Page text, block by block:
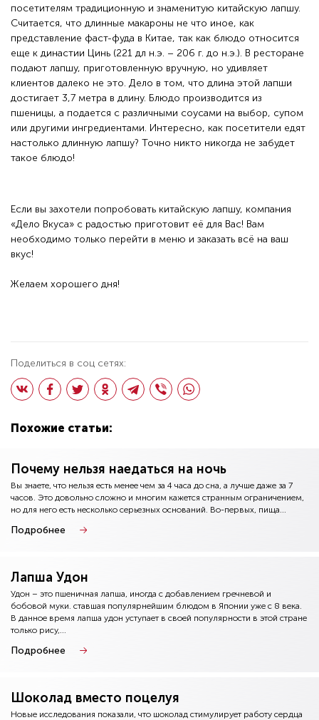
посетителям традиционную и знаменитую китайскую лапшу.
Считается, что длинные макароны не что иное, как
представление фаст-фуда в Китае, так как блюдо относится
еще к династии Цинь (221 дл н.э. – 206 г. до н.э.). В ресторане
подают лапшу, приготовленную вручную, но удивляет
клиентов далеко не это. Дело в том, что длина этой лапши
достигает 3,7 метра в длину. Блюдо производится из
пшеницы, а подается с различными соусами на выбор, супом
или другими ингредиентами. Интересно, как посетители едят
настолько длинную лапшу? Точно никто никогда не забудет
такое блюдо!
Если вы захотели попробовать китайскую лапшу, компания
«Дело Вкуса» с радостью приготовит её для Вас! Вам
необходимо только перейти в меню и заказать всё на ваш
вкус!
Желаем хорошего дня!
Поделиться в соц сетях:
Похожие статьи:
Почему нельзя наедаться на ночь
Вы знаете, что нельзя есть менее чем за 4 часа до сна, а лучше даже за 7
часов. Это довольно сложно и многим кажется странным ограничением,
но для него есть несколько серьезных оснований. Во-первых, пища...
Подробнее
Лапша Удон
Удон – это пшеничная лапша, иногда с добавлением гречневой и
бобовой муки. ставшая популярнейшим блюдом в Японии уже с 8 века.
В данное время лапша удон уступает в своей популярности в этой стране
только рису,...
Подробнее
Шоколад вместо поцелуя
Новые исследования показали, что шоколад стимулирует работу сердца